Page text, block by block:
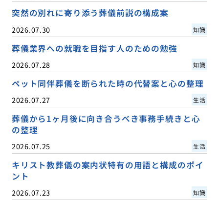
突然の別れに寄り添う葬儀前説の構成案
2026.07.30 知識
葬儀業界への就職を目指す人のための勉強
2026.07.28 知識
ペット同伴葬儀を断られた時の代替案と心の整理
2026.07.27 生活
葬儀から1ヶ月後に向き合うべき事務手続きと心
の整理
2026.07.25 生活
キリスト教葬儀の案内状特有の用語と構成のポイ
ント
2026.07.23 知識